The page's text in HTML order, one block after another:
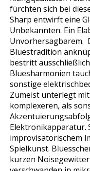
fürchten sich bei
Sharp entwirft eine
Unbekannten. Ein
Unvorhersagbarem.
Bluestradition
bestritt
Bluesharmonien
sonstige
Zumeist unterlegt
komplexeren, als
Elektronikapparatur.
improvisatorischem
Spielkunst.
kurzen